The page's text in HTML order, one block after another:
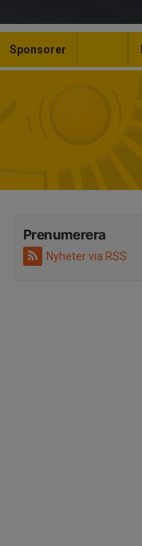
Sponsorer
Prenumerera
Nyheter via RSS